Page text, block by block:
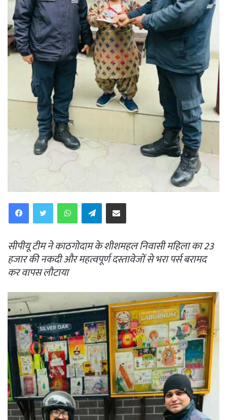
WhatsAppTelegramShare via Email
सीपीयू टीम ने काठगोदाम के शीशमहल निवासी महिला का 23
हजार की नकदी और महत्वपूर्ण दस्तावेजों से भरा पर्स बरामद
कर वापस लौटाया